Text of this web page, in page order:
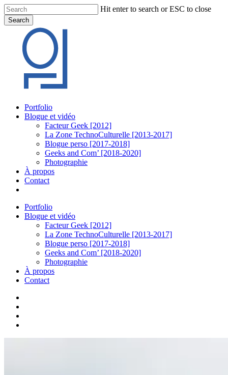
Skip
to
main
content
Hit enter to search or ESC to close
Search
Search
Menu
Portfolio
Blogue et vidéo
Facteur Geek [2012]
La Zone TechnoCulturelle [2013-2017]
Blogue perso [2017-2018]
Geeks and Com’ [2018-2020]
Photographie
À propos
Contact
Portfolio
Blogue et vidéo
Facteur Geek [2012]
La Zone TechnoCulturelle [2013-2017]
Blogue perso [2017-2018]
Geeks and Com’ [2018-2020]
Photographie
À propos
Contact